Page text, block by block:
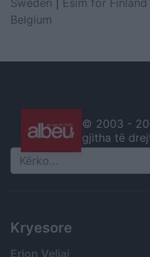
Belgium
© 2003 -
gjitha të
Search
Kryesore
Erion Veliaj